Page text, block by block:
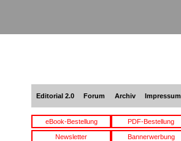
Editorial 2.0 Forum Archiv Impressum
eBook-Bestellung PDF-Bestellung
Newsletter Bannerwerbung